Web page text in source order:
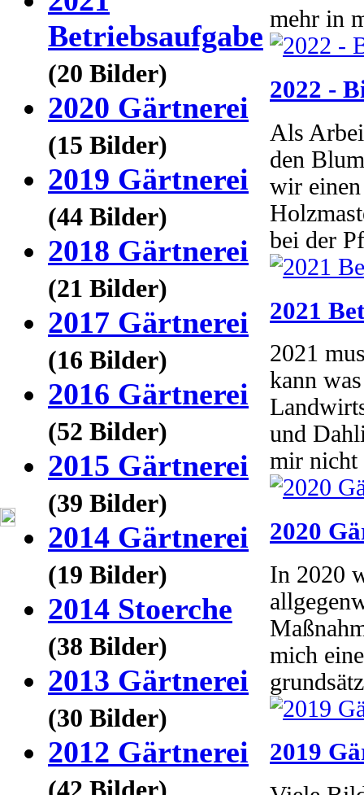
Betriebsaufgabe
(20 Bilder)
2020 Gärtnerei
(15 Bilder)
2019 Gärtnerei
(44 Bilder)
2018 Gärtnerei
(21 Bilder)
2017 Gärtnerei
(16 Bilder)
2016 Gärtnerei
(52 Bilder)
2015 Gärtnerei
(39 Bilder)
2014 Gärtnerei
(19 Bilder)
2014 Stoerche
(38 Bilder)
2013 Gärtnerei
(30 Bilder)
2012 Gärtnerei
mehr in
2022 -
Als
den
wir einen
bei der
2021
2021
kann
und
mir nicht
2020
In 2020
mich
2019